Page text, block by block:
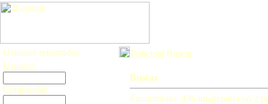
Usuarios registrados
Usuario:
Contraseña:
Principal Buscar
Buscar
Encontradas: 436 imágene(s) on 2